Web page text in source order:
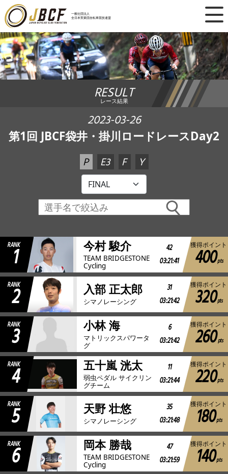
一般社団法人
全日本実業団自転車競技連盟
×
ニュース
レース日程
ランキング
レース結果
チーム・選手
競技ガイド
加盟・登録
JBCF ROAD SERIESとは
RESULT
レース結果
2023-03-26
第1回 JBCF袋井・掛川ロードレースDay2
P E3 F Y
RANK
1 今村 駿介
TEAM BRIDGESTONE
Cycling
42
03:21:41
獲得ポイント
400pts
RANK
2 入部 正太郎
シマノレーシング
31
03:21:42
獲得ポイント
320pts
RANK
3 小林 海
マトリックスパワータ
グ
6
03:21:42
獲得ポイント
260 pts
RANK
4 五十嵐 洸太
弱虫ペダル サイクリン
グチーム
11
03:21:44
獲得ポイント
220pts
RANK
5 天野 壮悠
シマノレーシング
35
03:21:48
獲得ポイント
180pts
RANK
6 岡本 勝哉
TEAM BRIDGESTONE
Cycling
47
03:21:59
獲得ポイント
140pts